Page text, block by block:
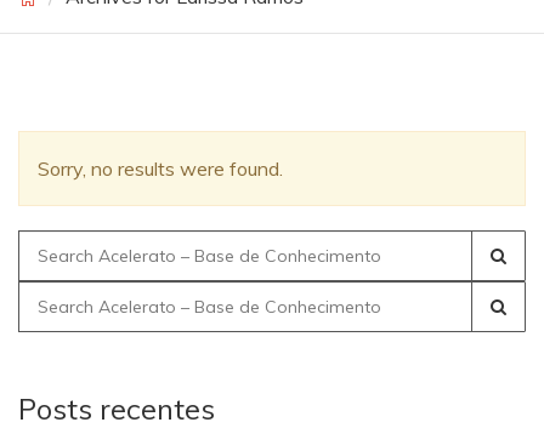
Sorry, no results were found.
Search
for:
Search
for:
Posts recentes